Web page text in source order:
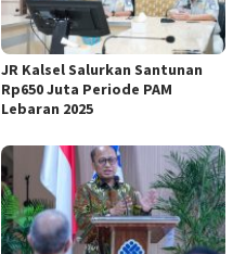
JR Kalsel Salurkan Santunan
Rp650 Juta Periode PAM
Lebaran 2025